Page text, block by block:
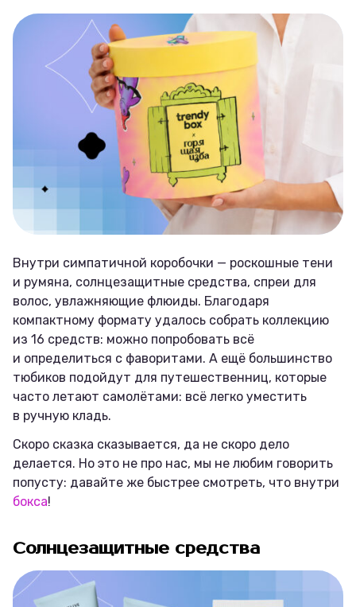
Внутри симпатичной коробочки — роскошные тени
и румяна, солнцезащитные средства, спреи для
волос, увлажняющие флюиды. Благодаря
компактному формату удалось собрать коллекцию
из 16 средств: можно попробовать всё
и определиться с фаворитами. А ещё большинство
тюбиков подойдут для путешественниц, которые
часто летают самолётами: всё легко уместить
в ручную кладь.
Скоро сказка сказывается, да не скоро дело
делается. Но это не про нас, мы не любим говорить
попусту: давайте же быстрее смотреть, что внутри
бокса!
Солнцезащитные средства